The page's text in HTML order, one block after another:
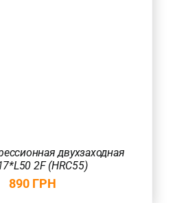
двухзаходная
2F (HRC55)
890 ГРН